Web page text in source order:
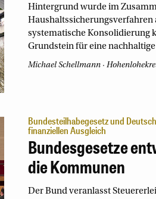
Hintergrund wurde im
Haushaltssicherungsverfahren
systematische Konsolidierung
Grundstein für eine
Michael Schellmann
Bundesteilhabegesetz und
finanziellen Ausgleich
Bundesgesetze
die Kommunen
Der Bund veranlasst